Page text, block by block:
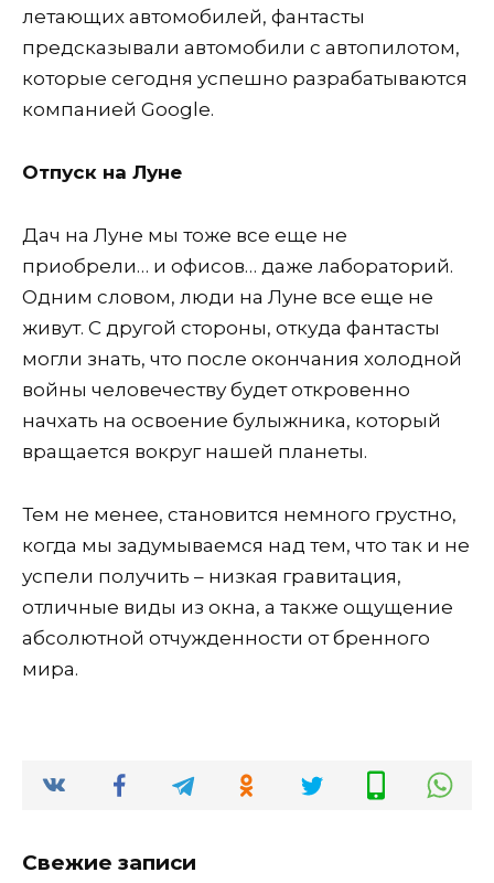
летающих автомобилей, фантасты
предсказывали автомобили с автопилотом,
которые сегодня успешно разрабатываются
компанией Google.
Отпуск на Луне
Дач на Луне мы тоже все еще не
приобрели… и офисов… даже лабораторий.
Одним словом, люди на Луне все еще не
живут. С другой стороны, откуда фантасты
могли знать, что после окончания холодной
войны человечеству будет откровенно
начхать на освоение булыжника, который
вращается вокруг нашей планеты.
Тем не менее, становится немного грустно,
когда мы задумываемся над тем, что так и не
успели получить – низкая гравитация,
отличные виды из окна, а также ощущение
абсолютной отчужденности от бренного
мира.
Свежие записи